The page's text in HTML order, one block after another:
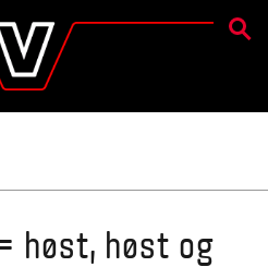
SØG
høst, høst og